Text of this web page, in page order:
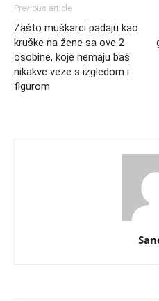
Previous article
Zašto muškarci padaju kao
kruške na žene sa ove 2
osobine, koje nemaju baš
nikakve veze s izgledom i
figurom